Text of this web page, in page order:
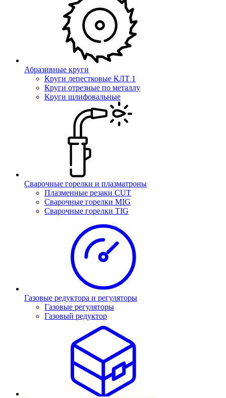
Абразивные круги
Круги лепестковые КЛТ 1
Круги отрезные по металлу
Круги шлифовальные
Сварочные горелки и плазматроны
Плазменные резаки CUT
Сварочные горелки MIG
Сварочные горелки TIG
Газовые редуктора и регуляторы
Газовые регуляторы
Газовый редуктор